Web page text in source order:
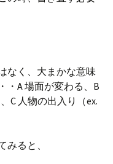
く、大まかな意味
・A 場面が変わる、B
C 人物の出入り（ex.
ると、